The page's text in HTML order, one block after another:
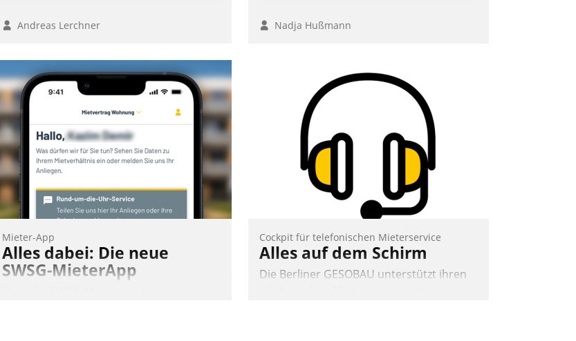
Andreas Lerchner Nadja Hußmann
Mieter-App
Alles dabei: Die neue
SWSG-MieterApp
Cockpit für telefonischen Mieterservice
Alles auf dem Schirm
Die Berliner GESOBAU unterstützt ihren